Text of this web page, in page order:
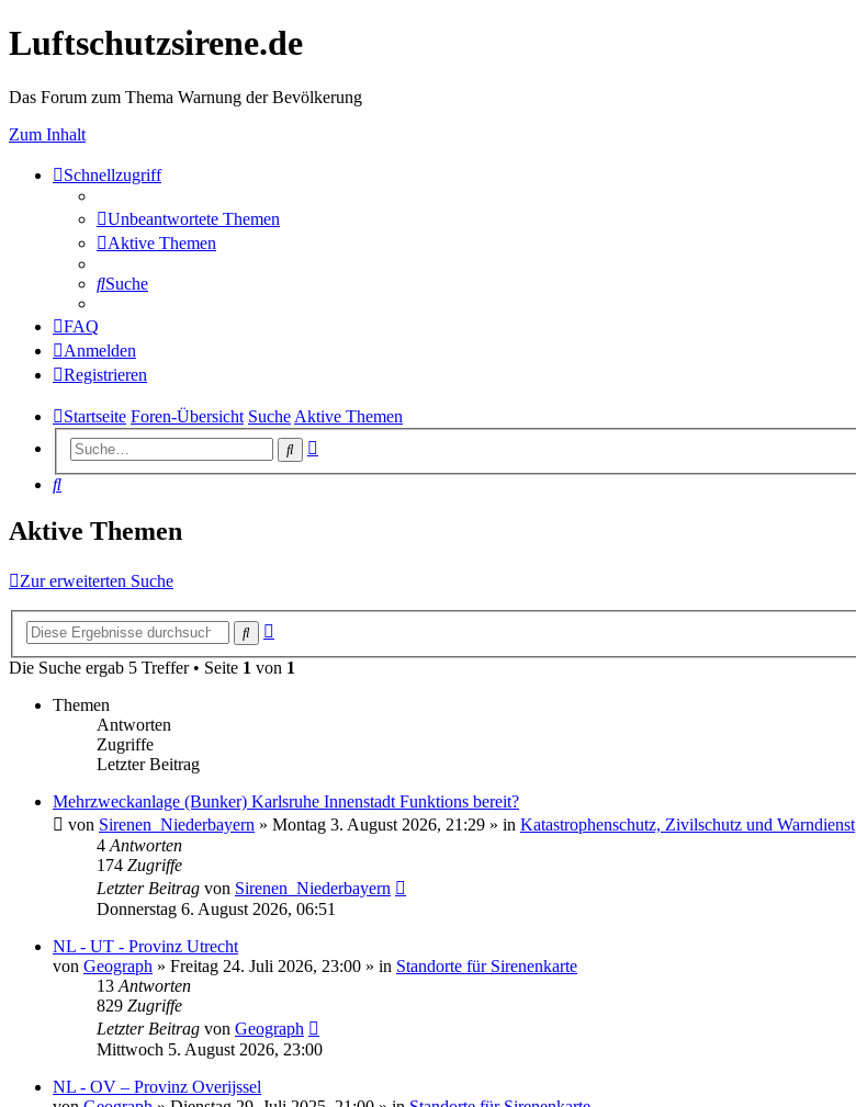
Luftschutzsirene.de
Das Forum zum Thema Warnung der Bevölkerung
Zum Inhalt
Schnellzugriff
Unbeantwortete Themen
Aktive Themen
Suche
FAQ
Anmelden
Registrieren
Startseite Foren-Übersicht Suche Aktive Themen
Suche
Suche
Aktive Themen
Zur erweiterten Suche
Suche
Die Suche ergab 5 Treffer • Seite 1 von 1
Themen
Antworten
Zugriffe
Letzter Beitrag
Mehrzweckanlage (Bunker) Karlsruhe Innenstadt Funktions bereit?
von Sirenen_Niederbayern » Montag 3. August 2026, 21:29 » in Katastrophenschutz, Zivilschutz und Warndienst
4 Antworten
174 Zugriffe
Letzter Beitrag von Sirenen_Niederbayern
Donnerstag 6. August 2026, 06:51
NL - UT - Provinz Utrecht
von Geograph » Freitag 24. Juli 2026, 23:00 » in Standorte für Sirenenkarte
13 Antworten
829 Zugriffe
Letzter Beitrag von Geograph
Mittwoch 5. August 2026, 23:00
NL - OV – Provinz Overijssel